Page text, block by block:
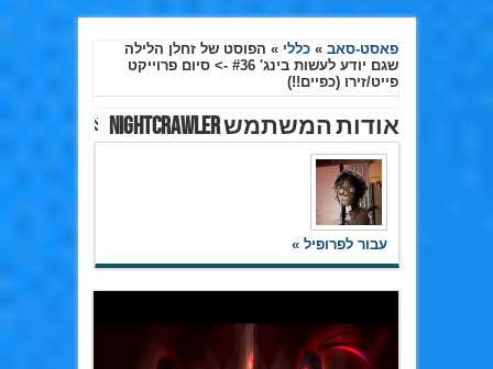
פאסט-סאב »כללי » הפוסט של זחלן הלילה
שגם יודע לעשות בינג' #36 -> סיום פרוייקט
פייט/זירו (כפיים!!)
אודות המשתמש nightCrawler
עבור לפרופיל »